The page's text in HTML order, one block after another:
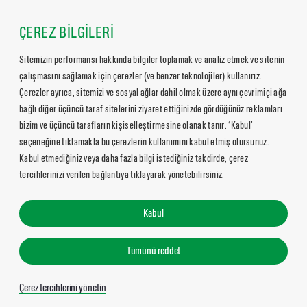
ÇEREZ BİLGİLERİ
Sitemizin performansı hakkında bilgiler toplamak ve analiz etmek ve sitenin
çalışmasını sağlamak için çerezler (ve benzer teknolojiler) kullanırız.
Çerezler ayrıca, sitemizi ve sosyal ağlar dahil olmak üzere aynı çevrimiçi ağa
bağlı diğer üçüncü taraf sitelerini ziyaret ettiğinizde gördüğünüz reklamları
bizim ve üçüncü tarafların kişiselleştirmesine olanak tanır. ‘Kabul’
seçeneğine tıklamakla bu çerezlerin kullanımını kabul etmiş olursunuz.
Kabul etmediğiniz veya daha fazla bilgi istediğiniz takdirde, çerez
tercihlerinizi verilen bağlantıya tıklayarak yönetebilirsiniz.
Kabul
Tümünü reddet
Çerez tercihlerini yönetin